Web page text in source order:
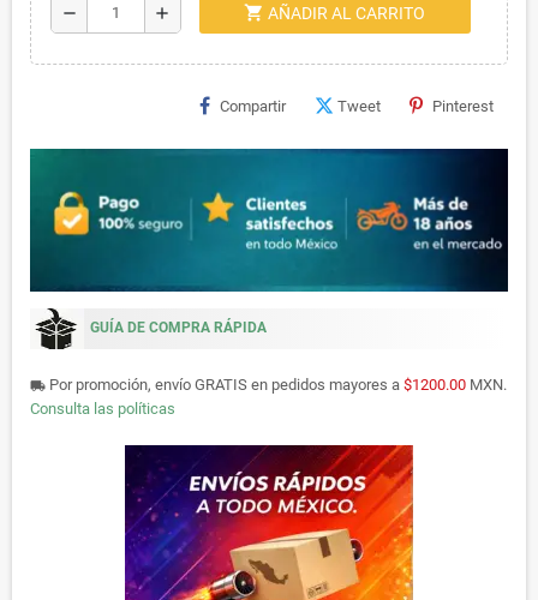
remove add shopping_cart AÑADIR AL CARRITO
Compartir Tweet Pinterest
GUÍA DE COMPRA RÁPIDA
local_shipping Por promoción, envío GRATIS en pedidos mayores a $1200.00 MXN.
Consulta las políticas